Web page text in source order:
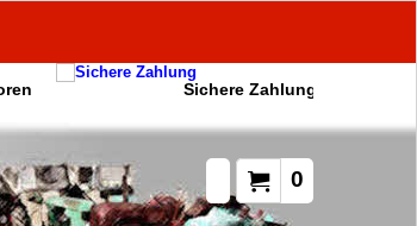
Sichere Zahlung
0